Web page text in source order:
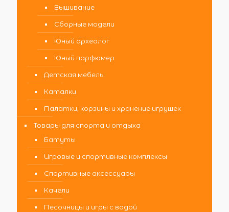
Вышивание
Сборные модели
Юный археолог
Юный парфюмер
Детская мебель
Каталки
Палатки, корзины и хранение игрушек
Товары для спорта и отдыха
Батуты
Игровые и спортивные комплексы
Спортивные аксессуары
Качели
Песочницы и игры с водой